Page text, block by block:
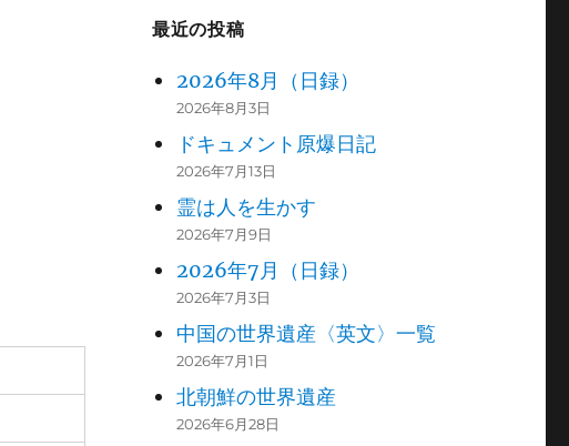
最近の投稿
2026年8月（日録）
2026年8月3日
ドキュメント原爆日記
2026年7月13日
霊は人を生かす
2026年7月9日
2026年7月（日録）
2026年7月3日
中国の世界遺産〈英文〉一覧
2026年7月1日
北朝鮮の世界遺産
2026年6月28日